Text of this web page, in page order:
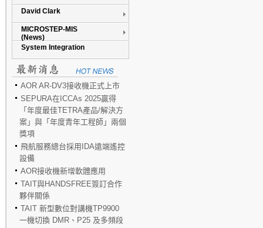
David Clark
MICROSTEP-MIS
(News)
System Integration
AOR AR-DV3接收機正式上市
SEPURA在ICCAs 2025贏得
「年度最佳TETRA產品/解決方
案」與「年度青年工程師」兩個
獎項
飛航服務總台採用IDA遠端遙控
設備
AOR接收機新增軟體應用
TAIT與HANDSFREE簽訂合作
夥伴關係
TAIT 新型數位對講機TP9900
一機切換 DMR、P25 及多頻段